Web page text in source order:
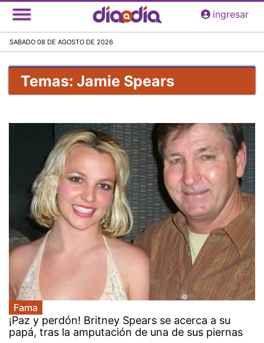
Pasar
al
principal
ingresar
SABADO 08 DE AGOSTO DE 2026
Temas: Jamie Spears
Fama
¡Paz y perdón! Britney Spears se acerca a su
papá, tras la amputación de una de sus piernas